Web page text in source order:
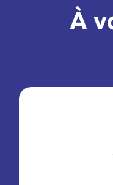
À